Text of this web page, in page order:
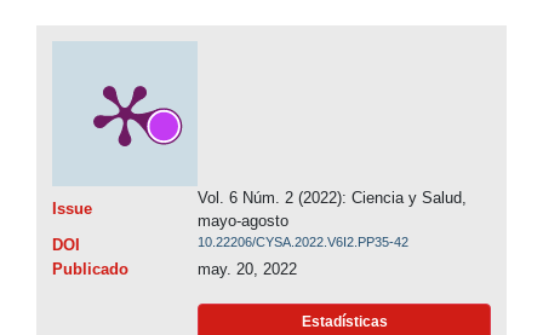
Issue
Vol. 6 Núm. 2 (2022): Ciencia y Salud,
mayo-agosto
DOI
10.22206/CYSA.2022.V6I2.PP35-42
Publicado may. 20, 2022
Estadísticas